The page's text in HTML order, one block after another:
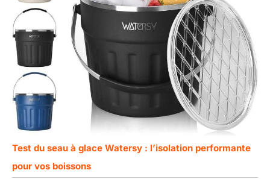
Test du seau à glace Watersy : l’isolation performante
pour vos boissons